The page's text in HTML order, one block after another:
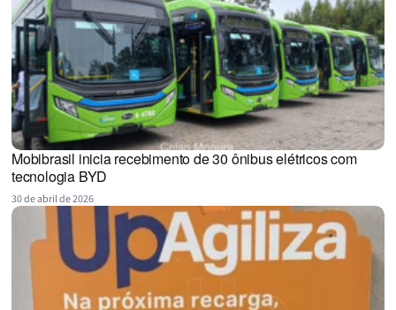
Mobibrasil inicia recebimento de 30 ônibus elétricos com
tecnologia BYD
30 de abril de 2026